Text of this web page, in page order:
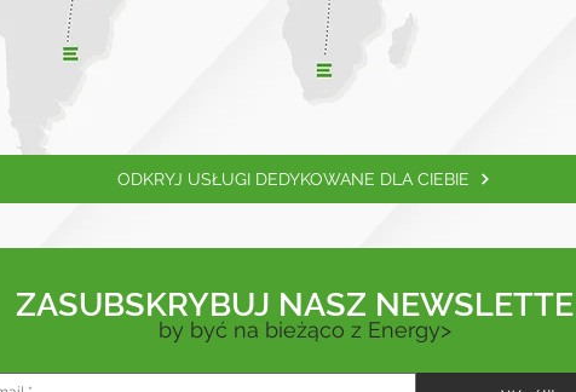
ODKRYJ USŁUGI DEDYKOWANE DLA CIEBIE
ZASUBSKRYBUJ NASZ
by być na bieżąco z Energy>